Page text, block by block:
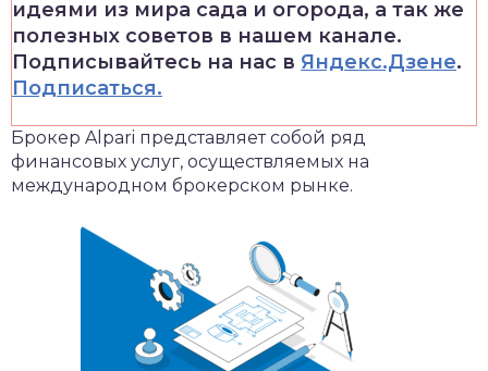
идеями из мира сада и огорода, а так же
полезных советов в нашем канале.
Подписывайтесь на нас в Яндекс.Дзене.
Подписаться.
Брокер Alpari представляет собой ряд
финансовых услуг, осуществляемых на
международном брокерском рынке.